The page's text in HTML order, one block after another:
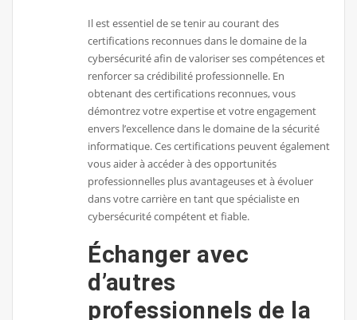
Il est essentiel de se tenir au courant des
certifications reconnues dans le domaine de la
cybersécurité afin de valoriser ses compétences et
renforcer sa crédibilité professionnelle. En
obtenant des certifications reconnues, vous
démontrez votre expertise et votre engagement
envers l’excellence dans le domaine de la sécurité
informatique. Ces certifications peuvent également
vous aider à accéder à des opportunités
professionnelles plus avantageuses et à évoluer
dans votre carrière en tant que spécialiste en
cybersécurité compétent et fiable.
Échanger avec
d’autres
professionnels de la